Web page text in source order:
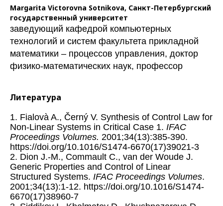
Margarita Victorovna Sotnikova, Санкт-Петербургский
государственный университет
заведующий кафедрой компьютерных
технологий и систем факультета прикладной
математики – процессов управления, доктор
физико-математических наук, профессор
Литература
1. Fialovà A., Černý V. Synthesis of Control Law for
Non-Linear Systems in Critical Case 1. IFAC
Proceedings Volumes. 2001;34(13):385-390.
https://doi.org/10.1016/S1474-6670(17)39021-3
2. Dion J.-M., Commault C., van der Woude J.
Generic Properties and Control of Linear
Structured Systems. IFAC Proceedings Volumes.
2001;34(13):1-12. https://doi.org/10.1016/S1474-
6670(17)38960-7